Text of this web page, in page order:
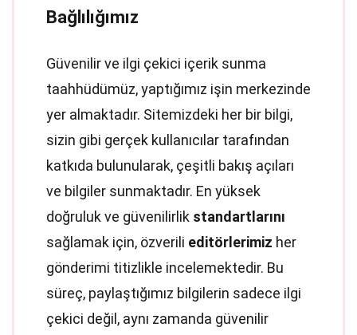
Bağlılığımız
Güvenilir ve ilgi çekici içerik sunma
taahhüdümüz, yaptığımız işin merkezinde
yer almaktadır. Sitemizdeki her bir bilgi,
sizin gibi gerçek kullanıcılar tarafından
katkıda bulunularak, çeşitli bakış açıları
ve bilgiler sunmaktadır. En yüksek
doğruluk ve güvenilirlik standartlarını
sağlamak için, özverili editörlerimiz her
gönderimi titizlikle incelemektedir. Bu
süreç, paylaştığımız bilgilerin sadece ilgi
çekici değil, aynı zamanda güvenilir